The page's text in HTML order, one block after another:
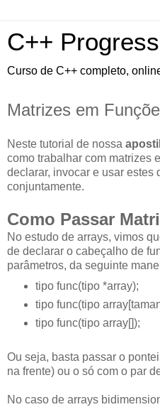
C++
Curso de C++ completo,
Matrizes em
Neste tutorial de nossa
como trabalhar com matrizes
declarar, invocar e usar estes
conjuntamente.
Como Passar
No estudo de arrays, vimos
de declarar o cabeçalho de
parâmetros, da seguinte
tipo func(tipo *array);
tipo func(tipo
tipo func(tipo array[]);
Ou seja, basta passar o
na frente) ou o só com o par
No caso de arrays